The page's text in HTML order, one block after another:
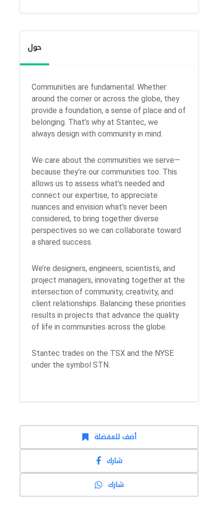
حول
Communities are fundamental. Whether
around the corner or across the globe, they
provide a foundation, a sense of place and of
belonging. That’s why at Stantec, we
always design with community in mind.
We care about the communities we serve—
because they’re our communities too. This
allows us to assess what’s needed and
connect our expertise, to appreciate
nuances and envision what’s never been
considered, to bring together diverse
perspectives so we can collaborate toward
a shared success.
We’re designers, engineers, scientists, and
project managers, innovating together at the
intersection of community, creativity, and
client relationships. Balancing these priorities
results in projects that advance the quality
of life in communities across the globe.
Stantec trades on the TSX and the NYSE
under the symbol STN.
أضف للمفضلة
شارك
شارك